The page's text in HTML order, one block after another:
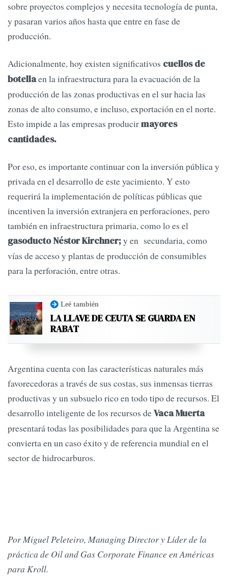
sobre proyectos complejos y necesita tecnología de punta,
y pasaran varios años hasta que entre en fase de
producción.
Adicionalmente, hoy existen significativos cuellos de
botellaen la infraestructura para la evacuación de la
producción de las zonas productivas en el sur hacia las
zonas de alto consumo, e incluso, exportación en el norte.
Esto impide a las empresas producirmayores
cantidades.
Por eso, es importante continuar con la inversión pública y
privada en el desarrollo de este yacimiento. Y esto
requerirá la implementación de políticas públicas que
incentiven la inversión extranjera en perforaciones, pero
también en infraestructura primaria, como lo es el
gasoducto Néstor Kirchner;y en secundaria, como
vías de acceso y plantas de producción de consumibles
para la perforación, entre otras.
Leé también
LA LLAVE DE CEUTA SE GUARDA EN
RABAT
Argentina cuenta con las características naturales más
favorecedoras a través de sus costas, sus inmensas tierras
productivas y un subsuelo rico en todo tipo de recursos. El
desarrollo inteligente de los recursos deVaca Muerta
presentará todas las posibilidades para que la Argentina se
convierta en un caso éxito y de referencia mundial en el
sector de hidrocarburos.
Por Miguel Peleteiro, Managing Director y Líder de la
práctica de Oil and Gas Corporate Finance en Américas
para Kroll.